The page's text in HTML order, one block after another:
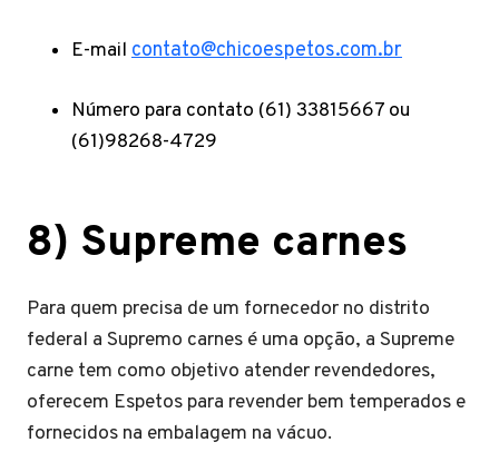
E-mail contato@chicoespetos.com.br
Número para contato (61) 33815667 ou
(61)98268-4729
8) Supreme carnes
Para quem precisa de um fornecedor no distrito
federal a Supremo carnes é uma opção, a Supreme
carne tem como objetivo atender revendedores,
oferecem Espetos para revender bem temperados e
fornecidos na embalagem na vácuo.